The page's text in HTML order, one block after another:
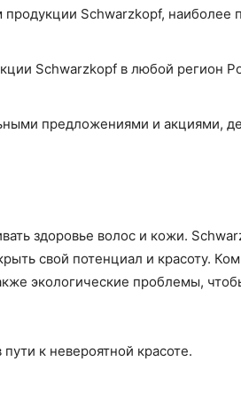
продукции Schwarzkopf, наиболее
Schwarzkopf в любой регион
предложениями и акциями,
здоровье волос и кожи.
свой потенциал и красоту.
экологические проблемы,
к невероятной красоте.